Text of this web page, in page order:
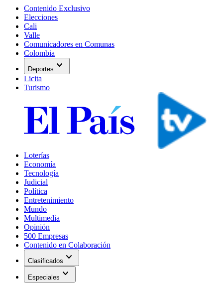
Contenido Exclusivo
Elecciones
Cali
Valle
Comunicadores en Comunas
Colombia
Deportes expand_more
Licita
Turismo
Loterías
Economía
Tecnología
Judicial
Política
Entretenimiento
Mundo
Multimedia
Opinión
500 Empresas
Contenido en Colaboración
Clasificados expand_more
Especiales expand_more